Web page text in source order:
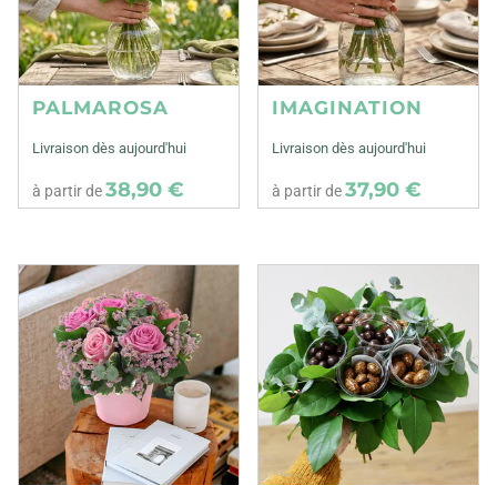
PALMAROSA
Livraison dès aujourd'hui
à partir de38,90 €
IMAGINATION
Livraison dès aujourd'hui
à partir de37,90 €